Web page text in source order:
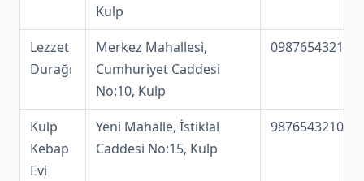
Kulp
Lezzet
Durağı
Merkez Mahallesi,
Cumhuriyet Caddesi
No:10, Kulp
0987654321
Kulp
Kebap
Evi
Yeni Mahalle, İstiklal
Caddesi No:15, Kulp
9876543210